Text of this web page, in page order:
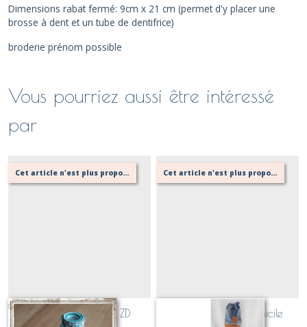
Dimensions rabat fermé: 9cm x 21 cm (permet d'y placer une
brosse à dent et un tube de dentifrice)
broderie prénom possible
Vous pourriez aussi être intéressé
par
Cet article n'est plus proposé, retournez au menu principal ou contactez moi!
Essuie tout lavable ZD
Cet article n'est plus proposé, retournez au menu principal ou contactez moi!
Kit repas hors domicile